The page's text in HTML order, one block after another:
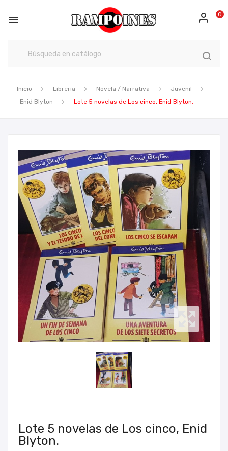
 0
Inicio Librería Novela / Narrativa
Juvenil
Enid Blyton
Lote 5 novelas de Los cinco, Enid Blyton.
Lote 5 novelas de Los cinco, Enid
Blyton.